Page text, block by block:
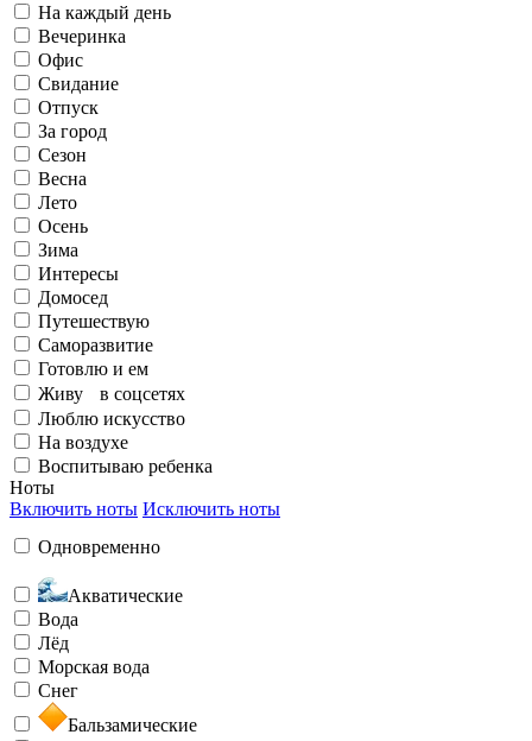
Рефлексирую
Излучаю счастье
Заряжен на успех
Любить и быть любимой
Спортивный
Элегантный
Бунтарский
Загадочный
Необычный
За город
Живу в соцсетях
Люблю искусство
На воздухе
Воспитываю ребенка
На каждый день
Вечеринка
Офис
Свидание
Отпуск
За город
Сезон
Весна
Лето
Осень
Зима
Интересы
Домосед
Путешествую
Саморазвитие
Готовлю и ем
Живу в соцсетях
Люблю искусство
На воздухе
Воспитываю ребенка
Ноты
Включить ноты Исключить ноты
Одновременно
Акватические
Вода
Лёд
Морская вода
Снег
Бальзамические